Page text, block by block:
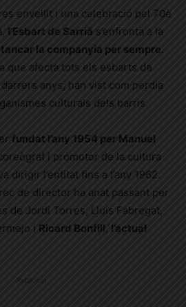
envellit i una celebració pel 70è
l’Esbart de Sarrià s’enfronta a la
tancar la companyia per sempre.
que afecta tots els esbarts de
anys, han vist com perdia
culturals dels barris.
fundat l’any 1954 per Manuel
i promotor de la cultura
dirigir l’entitat fins a l’any 1962.
de director ha anat passant per
de Jordi Torres, Lluís Fabregat,
i Ricard Bonfill, l’actual